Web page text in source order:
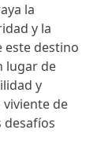
la
y la
este destino
lugar de
y
de
desafíos